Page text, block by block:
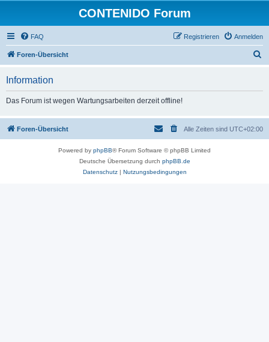
CONTENIDO Forum
FAQ Anmelden
Registrieren
Foren-Übersicht
Information
Das Forum ist wegen Wartungsarbeiten derzeit offline!
Foren-Übersicht Alle Zeiten sind UTC+02:00
Powered by phpBB® Forum Software © phpBB Limited
Deutsche Übersetzung durch phpBB.de
Datenschutz| Nutzungsbedingungen